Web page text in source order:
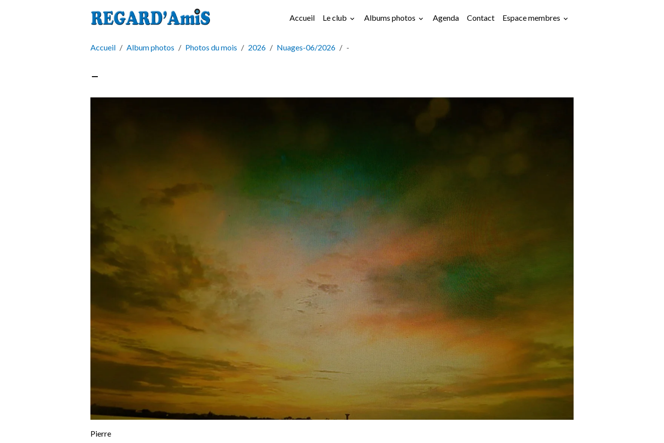
Accueil Le club Albums photos Agenda Contact Espace membres
Accueil Album photos Photos du mois 2026 Nuages-06/2026 -
-
Pierre